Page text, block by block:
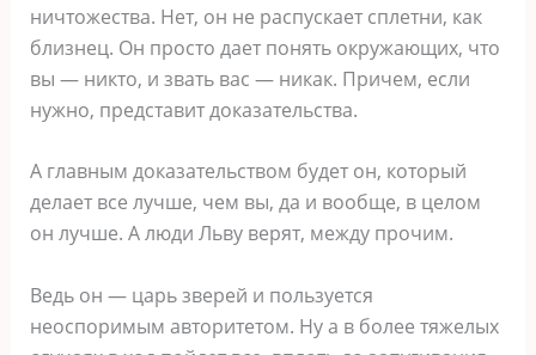
ничтожества. Нет, он не распускает сплетни, как
близнец. Он просто дает понять окружающих, что
вы ― никто, и звать вас ― никак. Причем, если
нужно, представит доказательства.
А главным доказательством будет он, который
делает все лучше, чем вы, да и вообще, в целом
он лучше. А люди Льву верят, между прочим.
Ведь он ― царь зверей и пользуется
неоспоримым авторитетом. Ну а в более тяжелых